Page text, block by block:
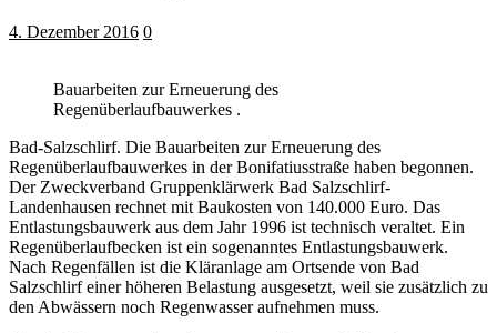
4. Dezember 2016 0
Bauarbeiten zur Erneuerung des
Regenüberlaufbauwerkes .
Bad-Salzschlirf. Die Bauarbeiten zur Erneuerung des
Regenüberlaufbauwerkes in der Bonifatiusstraße haben begonnen.
Der Zweckverband Gruppenklärwerk Bad Salzschlirf-
Landenhausen rechnet mit Baukosten von 140.000 Euro. Das
Entlastungsbauwerk aus dem Jahr 1996 ist technisch veraltet. Ein
Regenüberlaufbecken ist ein sogenanntes Entlastungsbauwerk.
Nach Regenfällen ist die Kläranlage am Ortsende von Bad
Salzschlirf einer höheren Belastung ausgesetzt, weil sie zusätzlich zu
den Abwässern noch Regenwasser aufnehmen muss.